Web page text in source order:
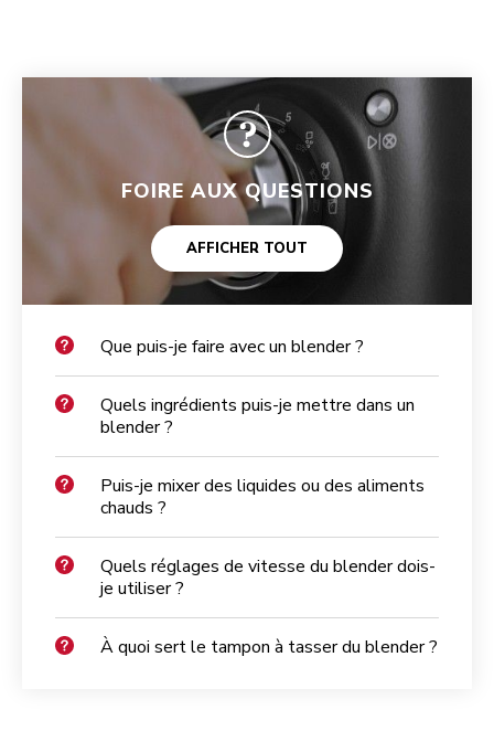
FOIRE AUX QUESTIONS
AFFICHER TOUT
Que puis-je faire avec un blender ?
Quels ingrédients puis-je mettre dans un
blender ?
Puis-je mixer des liquides ou des aliments
chauds ?
Quels réglages de vitesse du blender dois-
je utiliser ?
À quoi sert le tampon à tasser du blender ?